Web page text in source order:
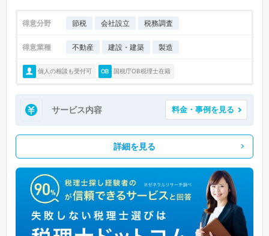
得意分野 節税 会社設立 税務調査
得意業種 不動産 建設・建築 製造
個人の相談も受付可 国税庁OB税理士在籍
サービス内容 料金・事例を見る
詳細を見る